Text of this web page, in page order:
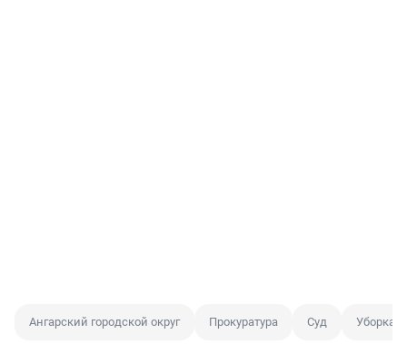
Ангарский городской округ Прокуратура Суд Уборка